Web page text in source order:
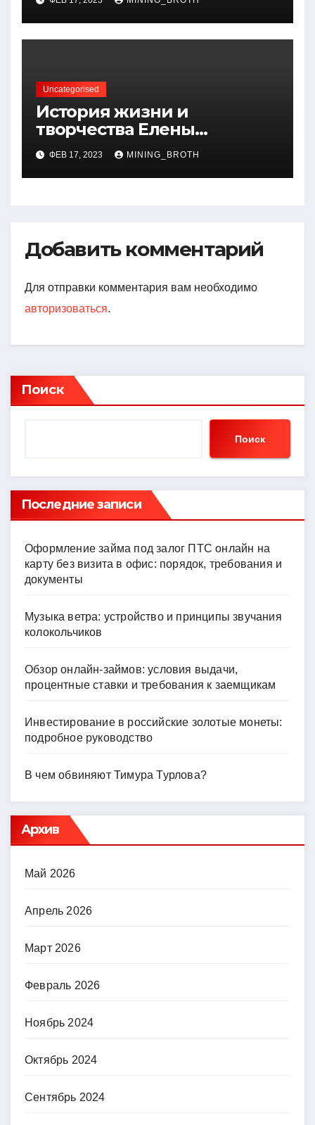
артистичность захватывает
миллионы сердец
Uncategorised
История жизни и
творчества Елены
Дубровской — биография,
достижения, интересные
факты
ФЕВ 17, 2023 MINING_BROTH
Добавить комментарий
Для отправки комментария вам необходимо
авторизоваться.
Поиск
Поиск
Последние записи
Оформление займа под залог ПТС онлайн на
карту без визита в офис: порядок, требования и
документы
Музыка ветра: устройство и принципы звучания
колокольчиков
Обзор онлайн-займов: условия выдачи,
процентные ставки и требования к заемщикам
Инвестирование в российские золотые монеты:
подробное руководство
В чем обвиняют Тимура Турлова?
Архив
Май 2026
Апрель 2026
Март 2026
Февраль 2026
Ноябрь 2024
Октябрь 2024
Сентябрь 2024